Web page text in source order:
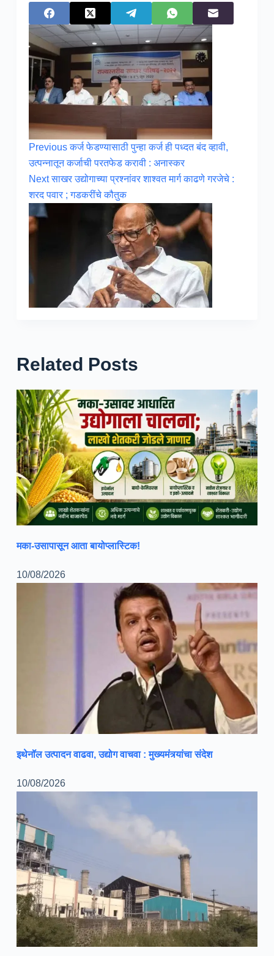
Previousकर्ज फेडण्यासाठी पुन्हा कर्ज ही पध्दत बंद व्हावी,
उत्पन्नातून कर्जाची परतफेड करावी : अनास्कर
Nextसाखर उद्योगाच्या प्रश्नांवर शाश्वत मार्ग काढणे गरजेचे :
शरद पवार ; गडकरींचे कौतुक
Related Posts
मका-उसापासून आता बायोप्लास्टिक!
10/08/2026
इथेनॉल उत्पादन वाढवा, उद्योग वाचवा : मुख्यमंत्र्यांचा संदेश
10/08/2026